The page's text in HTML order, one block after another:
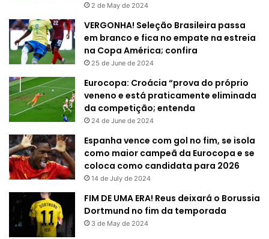
2 de May de 2024
VERGONHA! Seleção Brasileira passa
em branco e fica no empate na estreia
na Copa América; confira
25 de June de 2024
Eurocopa: Croácia “prova do próprio
veneno e está praticamente eliminada
da competição; entenda
24 de June de 2024
Espanha vence com gol no fim, se isola
como maior campeã da Eurocopa e se
coloca como candidata para 2026
14 de July de 2024
FIM DE UMA ERA! Reus deixará o Borussia
Dortmund no fim da temporada
3 de May de 2024